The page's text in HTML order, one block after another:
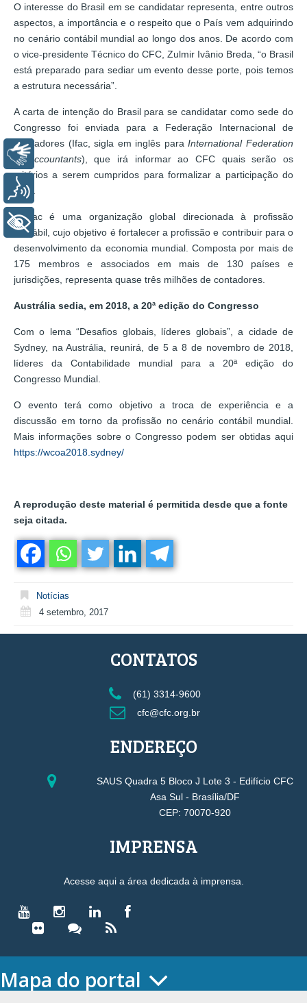
O interesse do Brasil em se candidatar representa, entre outros
aspectos, a importância e o respeito que o País vem adquirindo
no cenário contábil mundial ao longo dos anos. De acordo com
o vice-presidente Técnico do CFC, Zulmir Ivânio Breda, “o Brasil
está preparado para sediar um evento desse porte, pois temos
a estrutura necessária”.
A carta de intenção do Brasil para se candidatar como sede do
Congresso foi enviada para a Federação Internacional de
Contadores (Ifac, sigla em inglês paraInternational Federation
of Accountants), que irá informar ao CFC quais serão os
critérios a serem cumpridos para formalizar a participação do
País.
A Ifac é uma organização global direcionada à profissão
contábil, cujo objetivo é fortalecer a profissão e contribuir para o
desenvolvimento da economia mundial. Composta por mais de
175 membros e associados em mais de 130 países e
jurisdições, representa quase três milhões de contadores.
Austrália sedia, em 2018, a 20ª edição do Congresso
Com o lema “Desafios globais, líderes globais”, a cidade de
Sydney, na Austrália, reunirá, de 5 a 8 de novembro de 2018,
líderes da Contabilidade mundial para a 20ª edição do
Congresso Mundial.
O evento terá como objetivo a troca de experiência e a
discussão em torno da profissão no cenário contábil mundial.
Mais informações sobre o Congresso podem ser obtidas aqui
https://wcoa2018.sydney/
A reprodução deste material é permitida desde que a fonte
seja citada.
Notícias
4 setembro, 2017
CONTATOS
(61) 3314-9600
cfc@cfc.org.br
ENDEREÇO
SAUS Quadra 5 Bloco J Lote 3 - Edifício CFC
Asa Sul - Brasília/DF
CEP: 70070-920
IMPRENSA
Acesse aqui a área dedicada à imprensa.
Mapa do portal
Libras
+ Acessibilidade